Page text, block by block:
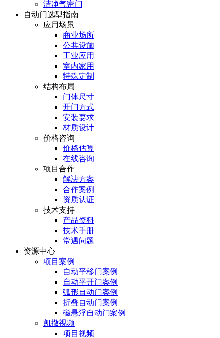
洁净气密门
自动门选型指南
应用场景
商业场所
公共设施
工业应用
室内家用
特殊定制
结构布局
门体尺寸
开门方式
安装要求
材质设计
价格咨询
价格估算
在线咨询
项目合作
解决方案
合作案例
资质认证
技术支持
产品资料
技术手册
常遇问题
资源中心
项目案例
自动平移门案例
自动平开门案例
弧形自动门案例
折叠自动门案例
磁悬浮自动门案例
凯撒视频
项目视频